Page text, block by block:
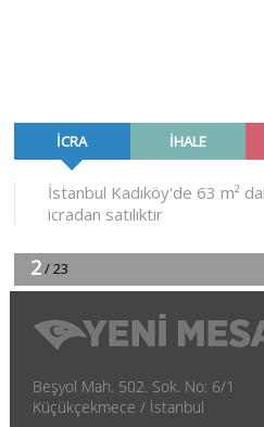
Beşyol Mah. 502. Sok. No: 6/1
Küçükçekmece / İstanbul